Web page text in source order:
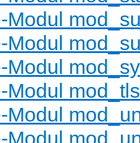
Modul
Modul
Modul
Modul mod_tls
Modul
Modul